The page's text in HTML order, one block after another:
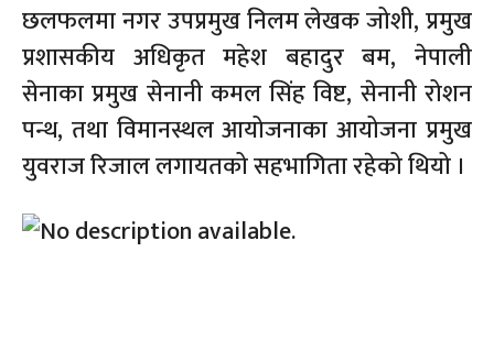
छलफलमा नगर उपप्रमुख निलम लेखक जोशी, प्रमुख
प्रशासकीय अधिकृत महेश बहादुर बम, नेपाली
सेनाका प्रमुख सेनानी कमल सिंह विष्ट, सेनानी रोशन
पन्थ, तथा विमानस्थल आयोजनाका आयोजना प्रमुख
युवराज रिजाल लगायतको सहभागिता रहेको थियो ।